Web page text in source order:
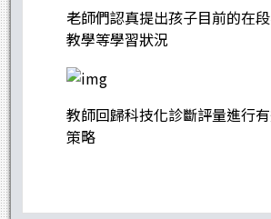
老師們認真提出孩子目前的在
教學等學習狀況
教師回歸科技化診斷評量進行
策略